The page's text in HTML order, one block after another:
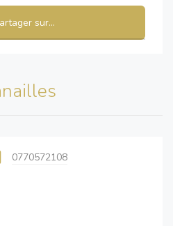
sur...
0770572108